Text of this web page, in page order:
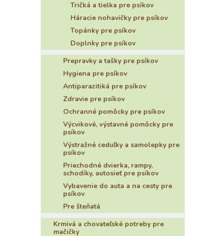
Tričká a tielka pre psíkov
Háracie nohavičky pre psíkov
Topánky pre psíkov
Doplnky pre psíkov
Prepravky a tašky pre psíkov
Hygiena pre psíkov
Antiparazitiká pre psíkov
Zdravie pre psíkov
Ochranné pomôcky pre psíkov
Výcvikové, výstavné pomôcky pre
psíkov
Výstražné ceduľky a samolepky pre
psíkov
Priechodné dvierka, rampy,
schodíky, autosieť pre psíkov
Vybavenie do auta a na cesty pre
psíkov
Pre šteňatá
Krmivá a chovateľské potreby pre
mačičky